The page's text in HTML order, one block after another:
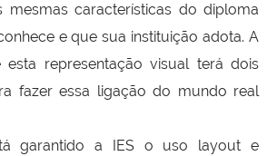
mesmas características do diploma
e que sua instituição adota. A
representação visual terá dois
fazer essa ligação do mundo real
garantido a IES o uso layout e